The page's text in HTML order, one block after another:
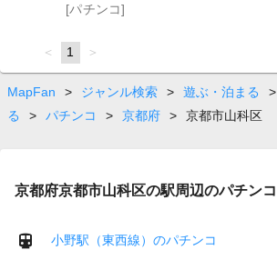
[パチンコ]
page
You're
on
page
1 page
MapFan > ジャンル検索 > 遊ぶ・泊まる >
る
> パチンコ > 京都府 > 京都市山科区
京都府京都市山科区の駅周辺のパチンコ
小野駅（東西線）のパチンコ